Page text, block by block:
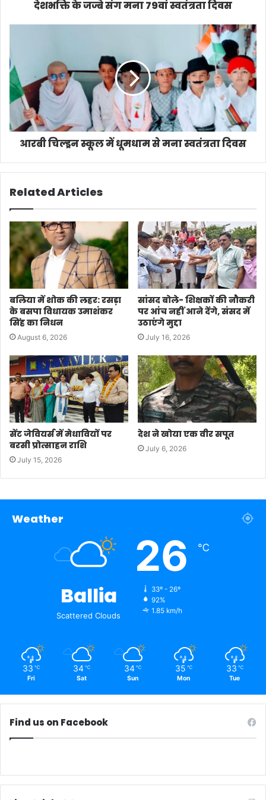
देशभक्ति के जज्बे संग मना 79वां स्वतंत्रता दिवस
आरबी चिल्ड्रन स्कूल में धूमधाम से मना स्वतंत्रता दिवस
Related Articles
बलिया में शोक की लहर: रसड़ा
के बसपा विधायक उमाशंकर
सिंह का निधन
August 6, 2026
सांसद बोले- शिक्षकों की नौकरी
पर आंच नहीं आने देंगे, संसद में
उठाएंगे मुद्दा
July 16, 2026
सेंट जेवियर्स में मेधावियों पर
बरसी प्रोत्साहन राशि
July 15, 2026
देश ने खोया एक वीर सपूत
July 6, 2026
Weather
Ballia
Scattered Clouds
26 ℃
33º - 26º
92%
1.85 km/h
33 ℃
Fri
34 ℃
Sat
34 ℃
Sun
35 ℃
Mon
33 ℃
Tue
Find us on Facebook